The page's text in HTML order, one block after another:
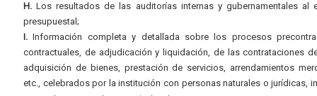
H. Los resultados de las auditorías internas y gubernamentales al
presupuestal;
I. Información completa y detallada sobre los procesos
contractuales, de adjudicación y liquidación, de las contrataciones
adquisición de bienes, prestación de servicios, arrendamientos
etc., celebrados por la institución con personas naturales o jurídicas,